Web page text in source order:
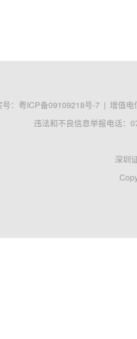
： 粤ICP备09109218号-7 | 增值电
违法和不良信息举报电话：
深圳